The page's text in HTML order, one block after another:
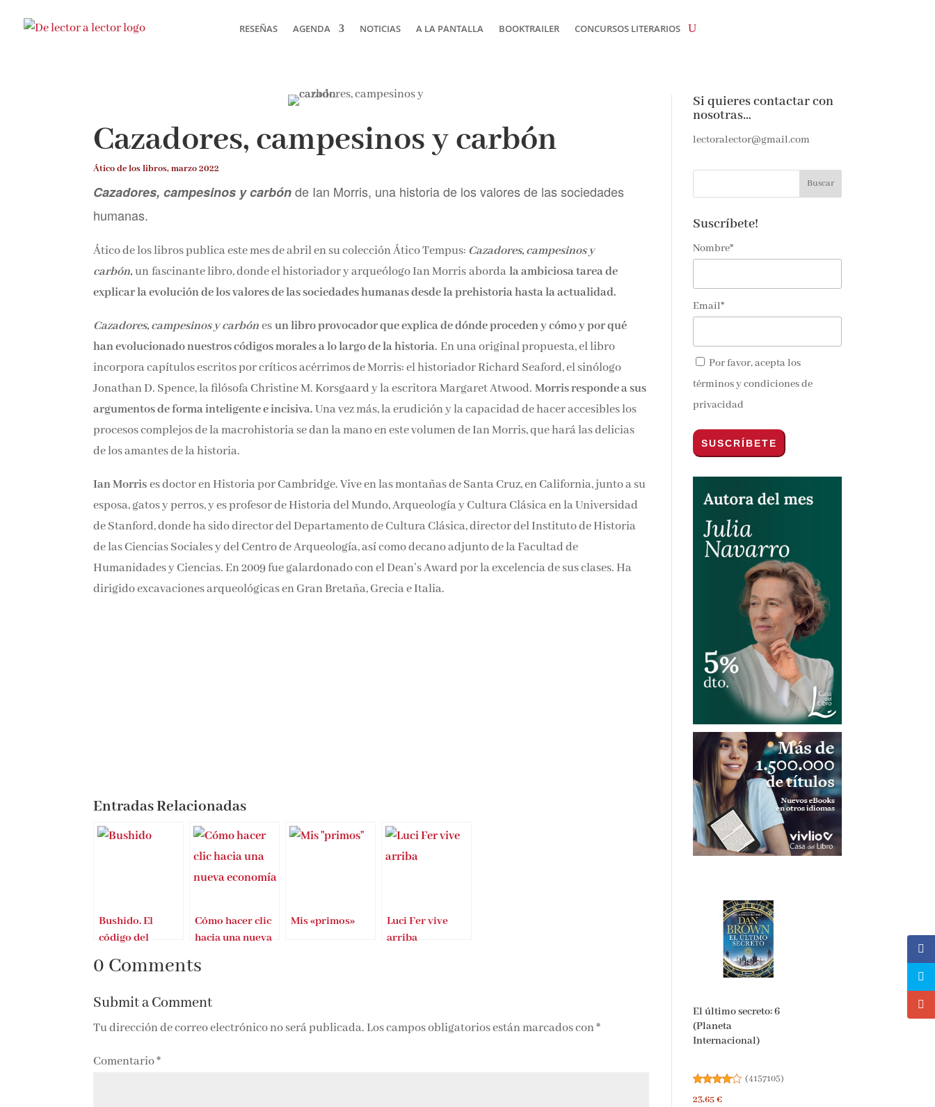
RESEÑAS AGENDA NOTICIAS A LA PANTALLA BOOKTRAILER CONCURSOS LITERARIOS
Cazadores, campesinos y carbón
Ático de los libros, marzo 2022
Cazadores, campesinos y carbónde Ian Morris, una historia de los valores de las sociedades
humanas.
Ático de los libros publica este mes de abril en su colección Ático Tempus: Cazadores, campesinos y
carbón,un fascinante libro, donde el historiador y arqueólogo Ian Morris abordala ambiciosa tarea de
explicar la evolución de los valores de las sociedades humanas desde la prehistoria hasta la actualidad.
Cazadores, campesinos y carbónesun libro provocador que explica de dónde proceden y cómo y por qué
han evolucionado nuestros códigos morales a lo largo de la historia. En una original propuesta, el libro
incorpora capítulos escritos por críticos acérrimos de Morris: el historiador Richard Seaford, el sinólogo
Jonathan D. Spence, la filósofa Christine M. Korsgaard y la escritora Margaret Atwood.Morris responde a sus
argumentos de forma inteligente e incisiva.Una vez más, la erudición y la capacidad de hacer accesibles los
procesos complejos de la macrohistoria se dan la mano en este volumen de Ian Morris, que hará las delicias
de los amantes de la historia.
Ian Morrises doctor en Historia por Cambridge. Vive en las montañas de Santa Cruz, en California, junto a su
esposa, gatos y perros, y es profesor de Historia del Mundo, Arqueología y Cultura Clásica en la Universidad
de Stanford, donde ha sido director del Departamento de Cultura Clásica, director del Instituto de Historia
de las Ciencias Sociales y del Centro de Arqueología, así como decano adjunto de la Facultad de
Humanidades y Ciencias. En 2009 fue galardonado con el Dean’s Award por la excelencia de sus clases. Ha
dirigido excavaciones arqueológicas en Gran Bretaña, Grecia e Italia.
Entradas Relacionadas
Bushido. El
código del
Cómo hacer clic
hacia una nueva
Mis «primos»
Luci Fer vive
arriba
0 Comments
Submit a Comment
Tu dirección de correo electrónico no será publicada. Los campos obligatorios están marcados con*
Comentario*
Si quieres contactar con
nosotras…
lectoralector@gmail.com
Suscríbete!
Nombre*
Email*
Por favor, acepta los
términos y condiciones de
privacidad
El último secreto: 6
(Planeta
Internacional)
(4157105)
23,65 €